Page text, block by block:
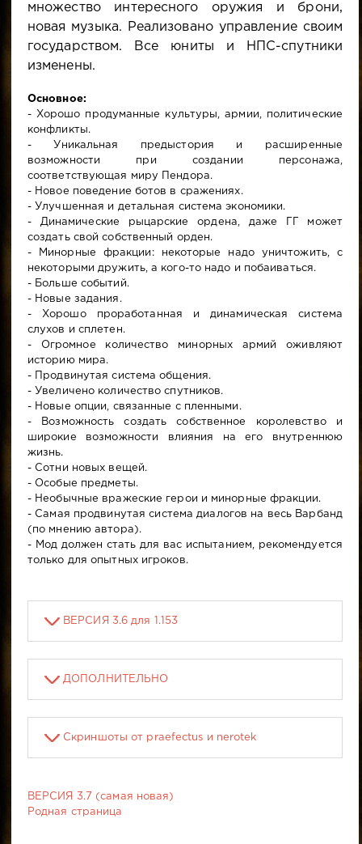
множество интересного оружия и брони,
новая музыка. Реализовано управление своим
государством. Все юниты и НПС-спутники
изменены.
Основное:
- Хорошо продуманные культуры, армии, политические
конфликты.
- Уникальная предыстория и расширенные
возможности при создании персонажа,
соответствующая миру Пендора.
- Новое поведение ботов в сражениях.
- Улучшенная и детальная система экономики.
- Динамические рыцарские ордена, даже ГГ может
создать свой собственный орден.
- Минорные фракции: некоторые надо уничтожить, с
некоторыми дружить, а кого-то надо и побаиваться.
- Больше событий.
- Новые задания.
- Хорошо проработанная и динамическая система
слухов и сплетен.
- Огромное количество минорных армий оживляют
историю мира.
- Продвинутая система общения.
- Увеличено количество спутников.
- Новые опции, связанные с пленными.
- Возможность создать собственное королевство и
широкие возможности влияния на его внутреннюю
жизнь.
- Сотни новых вещей.
- Особые предметы.
- Необычные вражеские герои и минорные фракции.
- Самая продвинутая система диалогов на весь Варбанд
(по мнению автора).
- Мод должен стать для вас испытанием, рекомендуется
только для опытных игроков.
ВЕРСИЯ 3.6 для 1.153
ДОПОЛНИТЕЛЬНО
Скриншоты от praefectus и nerotek
ВЕРСИЯ 3.7 (самая новая)
Родная страница